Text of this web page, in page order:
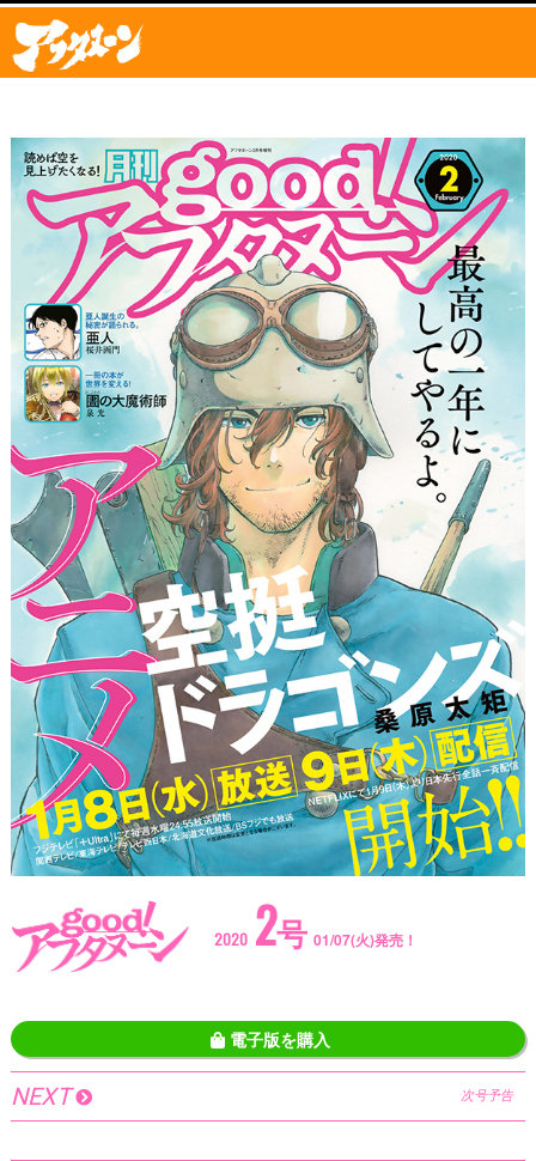
2020 2号 01/07(火)発売！
電子版を購入
NEXT 次号予告